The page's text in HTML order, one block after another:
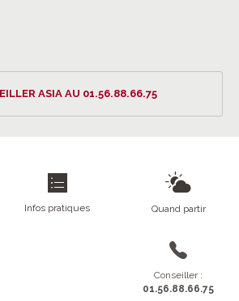
ASIA AU 01.56.88.66.75
Infos pratiques Quand partir
Conseiller :
01.56.88.66.75